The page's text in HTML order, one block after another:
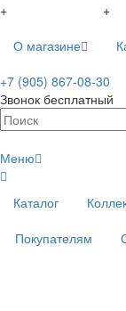
+
О магазине
+
+7 (905) 867-08-30
Звонок бесплатный
Меню
Каталог
Покупателям